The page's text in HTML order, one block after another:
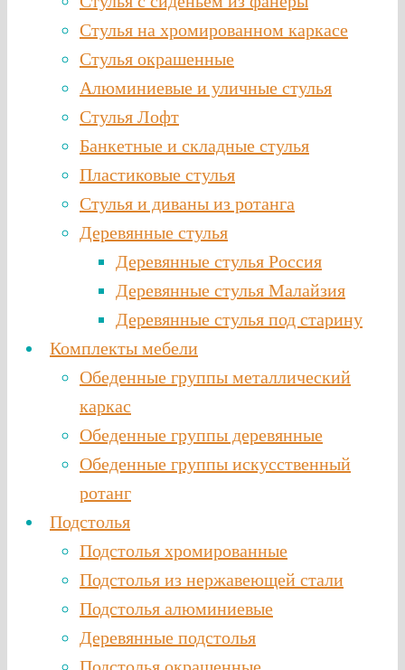
Стулья на хромированном каркасе
Стулья окрашенные
Алюминиевые и уличные стулья
Стулья Лофт
Банкетные и складные стулья
Пластиковые стулья
Стулья и диваны из ротанга
Деревянные стулья
Деревянные стулья Россия
Деревянные стулья Малайзия
Деревянные стулья под старину
Комплекты мебели
Обеденные группы металлический
каркас
Обеденные группы деревянные
Обеденные группы искусственный
ротанг
Подстолья
Подстолья хромированные
Подстолья из нержавеющей стали
Подстолья алюминиевые
Деревянные подстолья